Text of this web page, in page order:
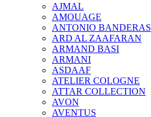
AJMAL
AMOUAGE
ANTONIO BANDERAS
ARD AL ZAAFARAN
ARMAND BASI
ARMANI
ASDAAF
ATELIER COLOGNE
ATTAR COLLECTION
AVON
AVENTUS